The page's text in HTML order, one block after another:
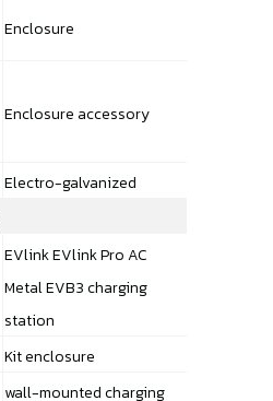
Enclosure
Enclosure accessory
Electro-galvanized
EVlink EVlink Pro AC
Metal EVB3 charging
station
Kit enclosure
wall-mounted charging